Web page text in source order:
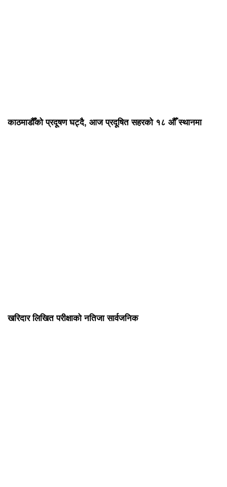
काठमाडौँको प्रदूषण घट्दै, आज प्रदूषित सहरको १८ औँ स्थानमा
खरिदार लिखित परीक्षाको नतिजा सार्वजनिक